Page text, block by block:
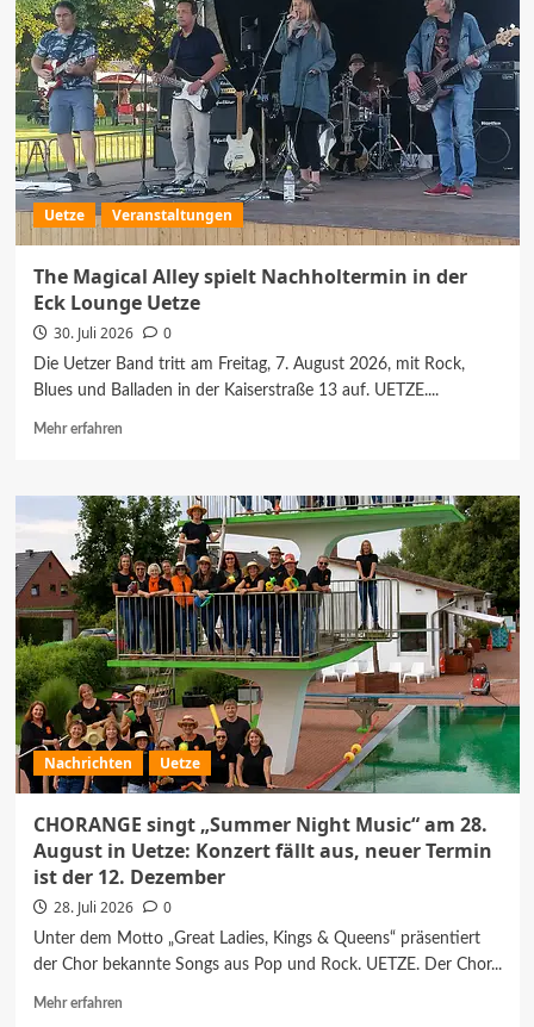
August
im
FREIRAUM
Uetze
Uetze Veranstaltungen
The Magical Alley spielt Nachholtermin in der
Eck Lounge Uetze
30. Juli 2026 0
Die Uetzer Band tritt am Freitag, 7. August 2026, mit Rock,
Blues und Balladen in der Kaiserstraße 13 auf. UETZE....
Mehr erfahrenMehr
The
Magical
Alley
spielt
Nachholtermin
in
der
Eck
Lounge
Uetze
Nachrichten Uetze
CHORANGE singt „Summer Night Music“ am 28.
August in Uetze: Konzert fällt aus, neuer Termin
ist der 12. Dezember
28. Juli 2026 0
Unter dem Motto „Great Ladies, Kings & Queens“ präsentiert
der Chor bekannte Songs aus Pop und Rock. UETZE. Der Chor...
Mehr erfahrenMehr